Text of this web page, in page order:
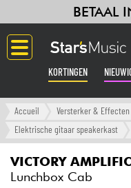
BETAAL
KORTINGEN
Langue
Versterker &
Accueil Versterker & Effecten
Elektrische gitaar speakerkast
VICTORY
Lunchbox Cab